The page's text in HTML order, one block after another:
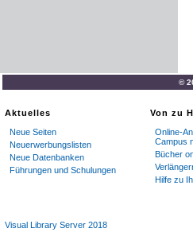
©
Aktuelles
Neue Seiten
Neuerwerbungslisten
Neue Datenbanken
Führungen und Schulungen
Von zu
Online-
Campus
Bücher
Hilfe zu
Visual Library Server 2018